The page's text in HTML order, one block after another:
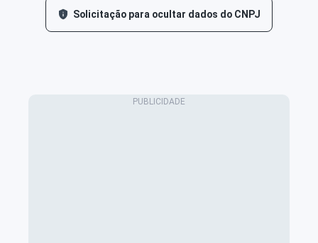
Solicitação para ocultar dados do CNPJ